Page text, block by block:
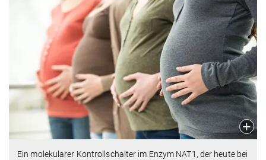
Ein molekularer Kontrollschalter im Enzym NAT1, der heute bei